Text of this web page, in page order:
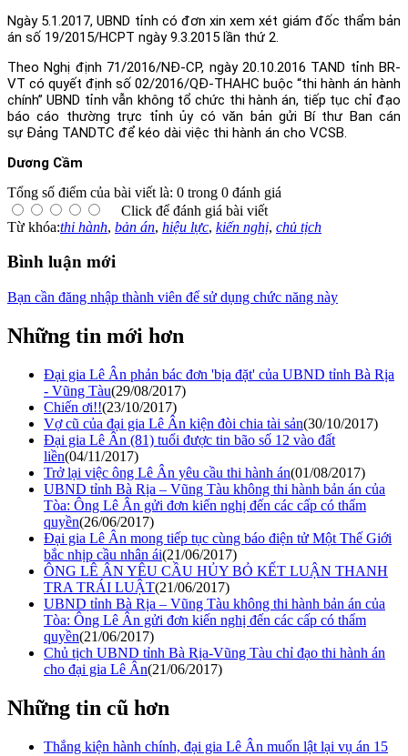
Ngày 5.1.2017, UBND tỉnh có đơn xin xem xét giám đốc thẩm bản
án số 19/2015/HCPT ngày 9.3.2015 lần thứ 2.
Theo Nghị định 71/2016/NĐ-CP, ngày 20.10.2016 TAND tỉnh BR-
VT có quyết định số 02/2016/QĐ-THAHC buộc “thi hành án hành
chính” UBND tỉnh vẫn không tổ chức thi hành án, tiếp tục chỉ đạo
báo cáo thường trực tỉnh ủy có văn bản gửi Bí thư Ban cán
sự Đảng TANDTC để kéo dài việc thi hành án cho VCSB.
Dương Cầm
Tổng số điểm của bài viết là: 0 trong 0 đánh giá
Click để đánh giá bài viết
Từ khóa:thi hành, bản án, hiệu lực, kiến nghị, chủ tịch
Bình luận mới
Bạn cần đăng nhập thành viên để sử dụng chức năng này
Những tin mới hơn
Đại gia Lê Ân phản bác đơn 'bịa đặt' của UBND tỉnh Bà Rịa
- Vũng Tàu(29/08/2017)
Chiến ơi!!(23/10/2017)
Vợ cũ của đại gia Lê Ân kiện đòi chia tài sản(30/10/2017)
Đại gia Lê Ân (81) tuổi được tin bão số 12 vào đất
liền(04/11/2017)
Trở lại việc ông Lê Ân yêu cầu thi hành án(01/08/2017)
UBND tỉnh Bà Rịa – Vũng Tàu không thi hành bản án của
Tòa: Ông Lê Ân gửi đơn kiến nghị đến các cấp có thẩm
quyền(26/06/2017)
Đại gia Lê Ân mong tiếp tục cùng báo điện tử Một Thế Giới
bắc nhịp cầu nhân ái(21/06/2017)
ÔNG LÊ ÂN YÊU CẦU HỦY BỎ KẾT LUẬN THANH
TRA TRÁI LUẬT(21/06/2017)
UBND tỉnh Bà Rịa – Vũng Tàu không thi hành bản án của
Tòa: Ông Lê Ân gửi đơn kiến nghị đến các cấp có thẩm
quyền(21/06/2017)
Chủ tịch UBND tỉnh Bà Rịa-Vũng Tàu chỉ đạo thi hành án
cho đại gia Lê Ân(21/06/2017)
Những tin cũ hơn
Thắng kiện hành chính, đại gia Lê Ân muốn lật lại vụ án 15